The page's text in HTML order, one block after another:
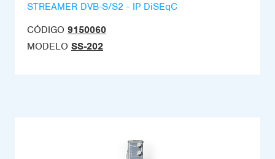
STREAMER DVB-S/S2 - IP DiSEqC
CÓDIGO 9150060
MODELO SS-202